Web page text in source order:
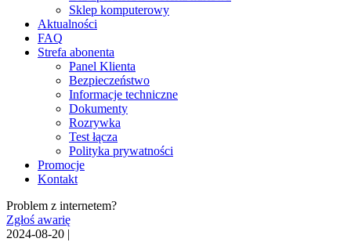
Sklep komputerowy
Aktualności
FAQ
Strefa abonenta
Panel Klienta
Bezpieczeństwo
Informacje techniczne
Dokumenty
Rozrywka
Test łącza
Polityka prywatności
Promocje
Kontakt
Problem z internetem?
Zgłoś awarię
2024-08-20 |